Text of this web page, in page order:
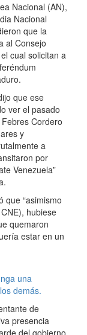
Nacional (AN),
Nacional
que la
al Consejo
cual solicitan a
que ese
ver el pasado
Cordero
y
a
por
Venezuela”
que “asimismo
hubiese
quemaron
estar en un
una
demás.
de
presencia